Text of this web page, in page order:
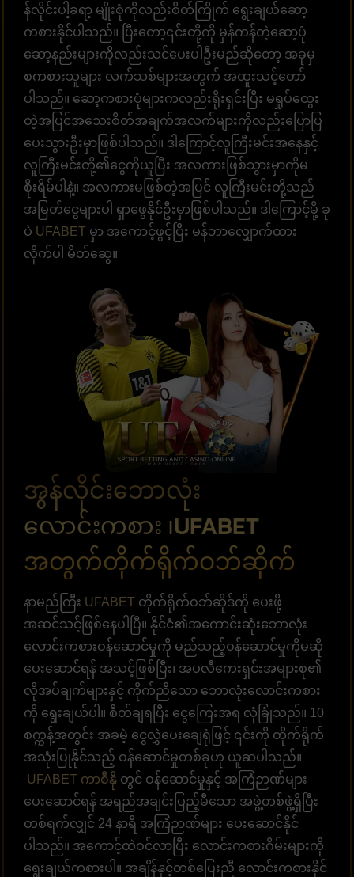
န်လိုင်းပါ့ခရာ့ မျိုးစုံကိုလည်းစိတ်ကြိုက် ရွေးချယ်ဆော့
ကစားနိုင်ပါသည်။ ပြီးတော့၎င်းတို့ကို မှန်ကန်တဲ့ဆော့ပုံ
ဆော့နည်းများကိုလည်းသင်ပေးပါဦးမည်ဆိုတော့ အခုမှ
စကစားသူများ လက်သစ်များအတွက် အထူးသင့်တော်
ပါသည်။ ဆော့ကစားပုံများကလည်းရိုးရှင်းပြီး မရှုပ်ထွေး
တဲ့အပြင်အသေးစိတ်အချက်အလက်များကိုလည်းပြောပြ
ပေးသွားဦးမှာဖြစ်ပါသည်။ ဒါကြောင့်လူကြီးမင်းအနေနှင့်
လူကြီးမင်းတို့၏ငွေကိုယူပြီး အလကားဖြစ်သွားမှာကိုမ
စိုးရိမ်ပါနဲ့။ အလကားမဖြစ်တဲ့အပြင် လူကြီးမင်းတို့သည်
အမြတ်ငွေများပါ ရှာဖွေနိုင်ဦးမှာဖြစ်ပါသည်။ ဒါကြောင့်‌မို့ ခု
ပဲ UFABET မှာ အကောင့်ဖွင့်ပြီး မန်ဘာလျှောက်ထား
လိုက်ပါ မိတ်ဆွေ။
အွန်လိုင်းဘောလုံး
လောင်းကစား ၊UFABET
အတွက်တိုက်ရိုက်ဝဘ်ဆိုက်
နာမည်ကြီး UFABET တိုက်ရိုက်ဝဘ်ဆိုဒ်ကို ပေးဖို့
အဆင်သင့်ဖြစ်နေပါပြီ။ နိုင်ငံ၏အကောင်းဆုံးဘောလုံး
လောင်းကစားဝန်ဆောင်မှုကို မည်သည့်ဝန်ဆောင်မှုကိုမဆို
ပေးဆောင်ရန် အသင့်ဖြစ်ပြီး၊ အပလီကေးရှင်းအများစု၏
လိုအပ်ချက်များနှင့် ကိုက်ညီသော ဘောလုံးလောင်းကစား
ကို ရွေးချယ်ပါ။ စီတ်ချရပြီး ငွေကြေးအရ လုံခြုံသည်။ 10
စက္ကန့်အတွင်း အခမဲ့ ငွေလွှဲပေးချေရုံဖြင့် ၎င်းကို တိုက်ရိုက်
အသုံးပြုနိုင်သည့် ဝန်ဆောင်မှုတစ်ခုဟု ယူဆပါသည်။
UFABET ကာစီနို တွင် ဝန်ဆောင်မှုနှင့် အကြံဉာဏ်များ
ပေးဆောင်ရန် အရည်အချင်းပြည့်မီသော အဖွဲ့တစ်ဖွဲ့ရှိပြီး
တစ်ရက်လျှင် 24 နာရီ အကြံဉာဏ်များ ပေးဆောင်နိုင်
ပါသည်။ အကောင့်ထဲဝင်လာပြီး လောင်းကစားဂိမ်းများကို
ရွေးချယ်ကစားပါ။ အချိန်နှင့်တစ်ပြေးညီ လောင်းကစားနိုင်